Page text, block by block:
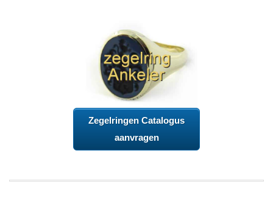
Zegelringen Catalogus
aanvragen